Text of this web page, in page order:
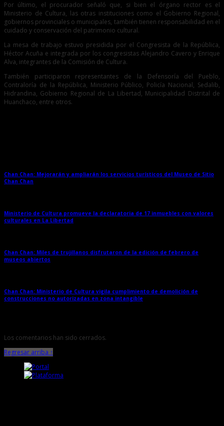
Por último, el procurador señaló que, si bien el órgano rector es el
Ministerio de Cultura, las otras instituciones como el Gobierno Regional,
gobiernos provinciales o municipales, también tienen responsabilidad en el
cuidado y conservación del patrimonio cultural.
La mesa de trabajo estuvo presidida por el Congresista de la República,
Héctor Acuña e integrada por los congresistas Alejandro Cavero y Enrique
Alva, integrantes de la Comisión de Cultura.
También participaron representantes de la Defensoría del Pueblo,
Contraloría de la República, Ministerio Público, Policía Nacional, Sedalib,
Hidrandina, Gobierno Regional de La Libertad, Municipalidad Distrital de
Huanchaco, entre otros.
Chan Chan: Mejorarán y ampliarán los servicios turísticos del Museo de Sitio
Chan Chan
Ministerio de Cultura promueve la declaratoria de 17 inmuebles con valores
culturales en La Libertad
Chan Chan: Miles de trujillanos disfrutaron de la edición de febrero de
museos abiertos
Chan Chan: Ministerio de Cultura vigila cumplimiento de demolición de
construcciones no autorizadas en zona intangible
Los comentarios han sido cerrados.
Regresar arriba ↑